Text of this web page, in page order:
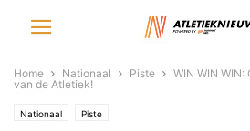
Home Nationaal Piste
WIN WIN
van de Atletiek!
Nationaal Piste